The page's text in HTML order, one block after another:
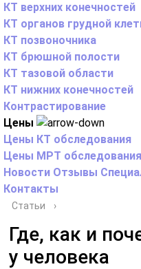
КТ верхних конечностей
КТ органов грудной
КТ позвоночника
КТ брюшной полости
КТ тазовой области
КТ нижних конечностей
Контрастирование
Цены
Цены КТ обследования
Цены МРТ обследования
Новости Отзывы
Контакты
Статьи ›
Где, как и
у человека